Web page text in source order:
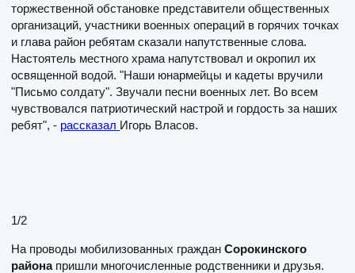
торжественной обстановке представители общественных
организаций, участники военных операций в горячих точках
и глава район ребятам сказали напутственные слова.
Настоятель местного храма напутствовал и окропил их
освященной водой. "Наши юнармейцы и кадеты вручили
"Письмо солдату". Звучали песни военных лет. Во всем
чувствовался патриотический настрой и гордость за наших
ребят", - рассказал Игорь Власов.
1/2
На проводы мобилизованных граждан Сорокинского
районапришли многочисленные родственники и друзья.